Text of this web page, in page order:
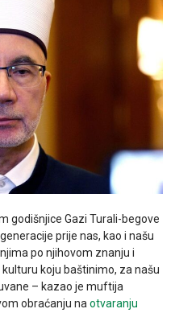
godišnjice Gazi Turali-begove
prije nas, kao i našu
po njihovom znanju i
koju baštinimo, za našu
– kazao je muftija
obraćanju naotvaranju